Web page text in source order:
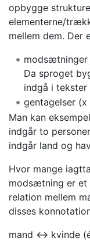
opbygge
elementerne/
mellem dem. Der
modsætninger
Da sproget
indgå i tekster
gentagelser
Man kan
indgår to
indgår land og
Hvor mange
modsætning er et
relation mellem
disses
mand <-> kvinde